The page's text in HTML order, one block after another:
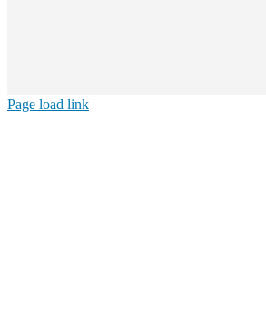
Page load link